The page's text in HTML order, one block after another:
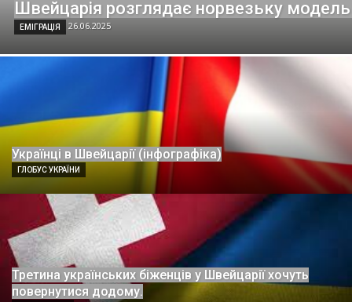
Швейцарія розглядає норвезьку модель
ЕМІГРАЦІЯ 26.06.2025
Українці в Швейцарії (інфографіка)
ГЛОБУС УКРАЇНИ
Третина українських біженців у Швейцарії хочуть
повернутися додому.